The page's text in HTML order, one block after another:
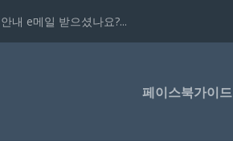
내 e메일 받으셨나요?...
페이스북가이드